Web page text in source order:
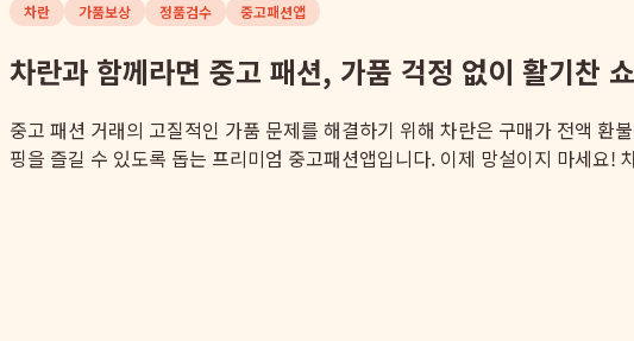
차란 가품보상 정품검수 중고패션앱
차란과 함께라면 중고 패션, 가품 걱정 없이 활기찬
중고 패션 거래의 고질적인 가품 문제를 해결하기 위해 차란은 구매가 전액
핑을 즐길 수 있도록 돕는 프리미엄 중고패션앱입니다. 이제 망설이지 마세요!